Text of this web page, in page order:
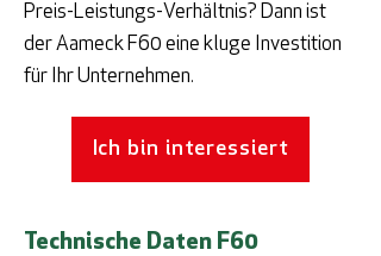
Preis-Leistungs-Verhältnis? Dann ist
der Aameck F60 eine kluge Investition
für Ihr Unternehmen.
Ich bin interessiert
Technische Daten F60